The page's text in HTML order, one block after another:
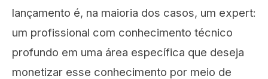
lançamento é, na maioria dos casos, um expert:
um profissional com conhecimento técnico
profundo em uma área específica que deseja
monetizar esse conhecimento por meio de